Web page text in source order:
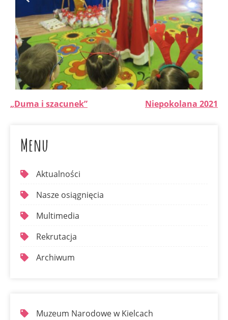
„Duma i szacunek” Niepokolana 2021
Menu
Aktualności
Nasze osiągnięcia
Multimedia
Rekrutacja
Archiwum
Muzeum Narodowe w Kielcach